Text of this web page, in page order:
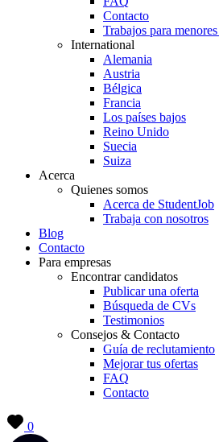
Contacto
Trabajos para
International
Alemania
Austria
Bélgica
Francia
Los países bajos
Reino Unido
Suecia
Suiza
Acerca
Quienes somos
Acerca de StudentJob
Trabaja con nosotros
Blog
Contacto
Para empresas
Encontrar candidatos
Publicar una oferta
Búsqueda de CVs
Testimonios
Consejos & Contacto
Guía de reclutamiento
Mejorar tus ofertas
FAQ
Contacto
0